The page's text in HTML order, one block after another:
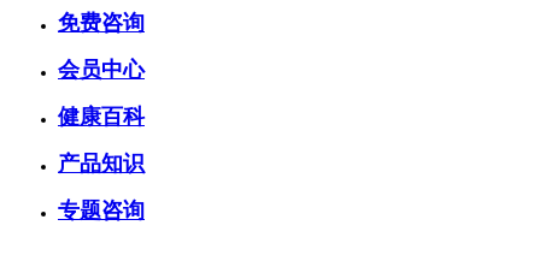
免费咨询
会员中心
健康百科
产品知识
专题咨询